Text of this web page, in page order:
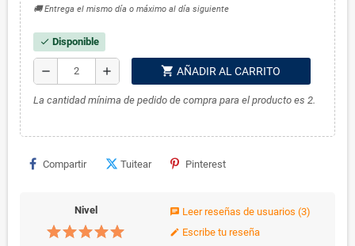
🚚 Entrega el mismo día o máximo al día siguiente
check Disponible
remove add shopping_cart AÑADIR AL CARRITO
La cantidad mínima de pedido de compra para el producto es 2.
Compartir Tuitear Pinterest
Nivel chat Leer reseñas de usuarios (3)
edit Escribe tu reseña